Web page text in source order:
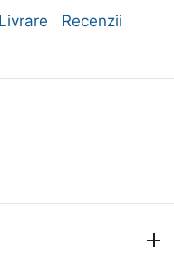
Livrare Recenzii